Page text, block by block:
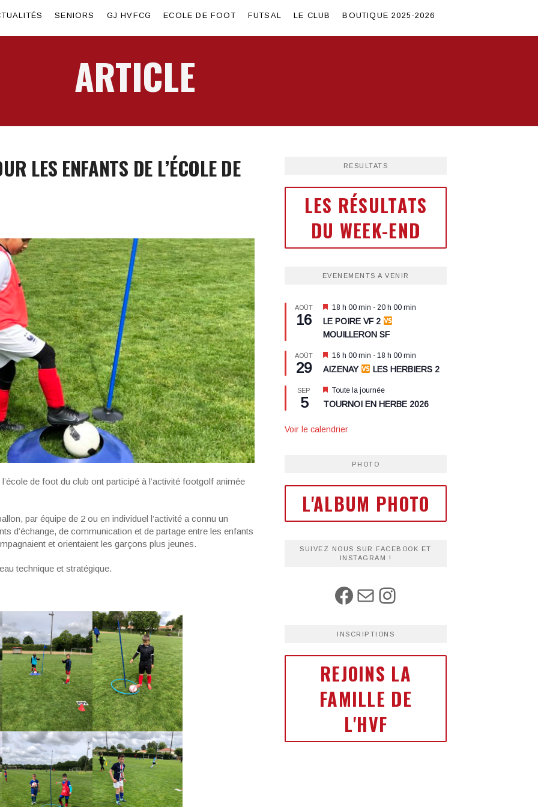
SENIORS GJ HVFCG ECOLE DE FOOT FUTSAL LE CLUB BOUTIQUE 2025-2026
ARTICLE
LES ENFANTS DE L’ÉCOLE DE
de foot du club ont participé à l’activité footgolf animée
par équipe de 2 ou en individuel l’activité a connu un
d’échange, de communication et de partage entre les enfants
et orientaient les garçons plus jeunes.
technique et stratégique.
RESULTATS
LES RÉSULTATS
DU WEEK-END
EVENEMENTS A VENIR
AOÛT
16
Mis
en
avant
18 h 00 min - 20 h 00 min
LE POIRE VF 2
MOUILLERON SF
AOÛT
29
Mis
en
avant
16 h 00 min - 18 h 00 min
AIZENAY LES HERBIERS 2
SEP
5
Mis
en
avant
Toute la journée
TOURNOI EN HERBE 2026
Voir le calendrier
PHOTO
L'ALBUM PHOTO
SUIVEZ NOUS SUR FACEBOOK ET
INSTAGRAM !
INSCRIPTIONS
REJOINS LA
FAMILLE DE
L'HVF